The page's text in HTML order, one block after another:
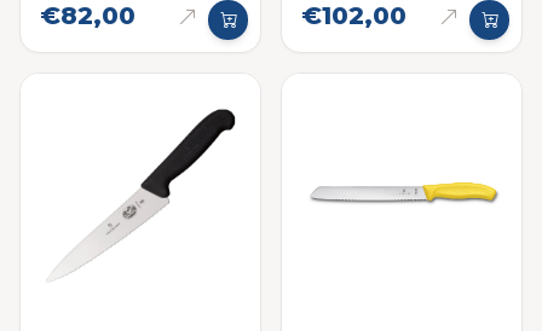
€82,00 €102,00